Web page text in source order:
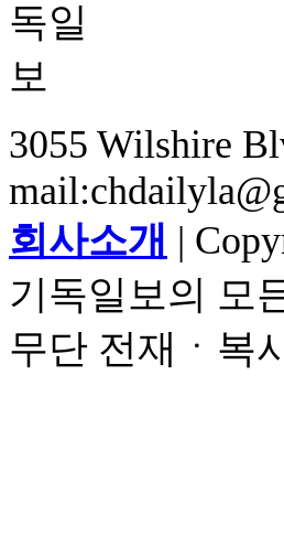
3055 Wilshire
회사소개 |
기독일보의 모
무단 전재ㆍ복